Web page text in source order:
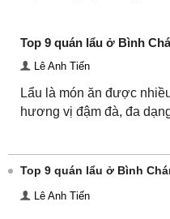
Top 9 quán lẩu ở Bình
Lê Anh Tiến
Lẩu là món ăn được
hương vị đậm đà, đa
Top 9 quán lẩu ở Bình
Lê Anh Tiến